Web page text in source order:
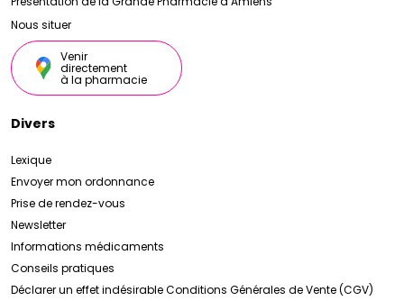
Nous situer
Venir
directement
à la pharmacie
Divers
Lexique
Envoyer mon ordonnance
Prise de rendez-vous
Newsletter
Informations médicaments
Conseils pratiques
Déclarer un effet indésirableConditions Générales de Vente (CGV)